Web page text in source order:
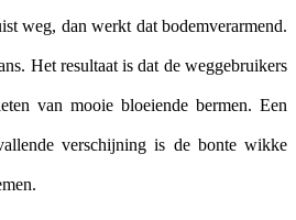
weg, dan werkt dat bodemverarmend.
Het resultaat is dat de weggebruikers
van mooie bloeiende bermen. Een
verschijning is de bonte wikke